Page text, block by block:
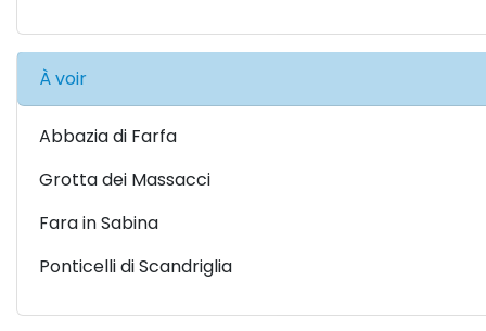
À voir
Abbazia di Farfa
Grotta dei Massacci
Fara in Sabina
Ponticelli di Scandriglia